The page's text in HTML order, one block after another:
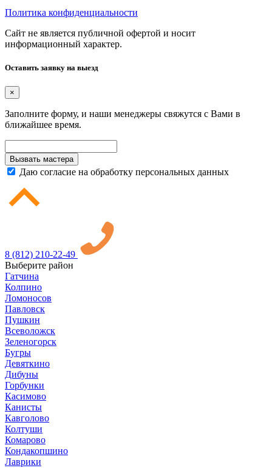
Политика конфиденциальности
Сайт не является публичной офертой и носит
информационный характер.
Оставить заявку на выезд
×
Заполните форму, и наши менеджеры свяжутся с Вами в
ближайшее время.
Вызвать мастера
Даю согласие на обработку персональных данных
8 (812) 210-22-49
Выберите район
Гатчина
Колпино
Ломоносов
Павловск
Пушкин
Всеволожск
Зеленогорск
Бугры
Девяткино
Дибуны
Горбунки
Касимово
Канисты
Кавголово
Колтуши
Комарово
Кондакопшино
Лаврики